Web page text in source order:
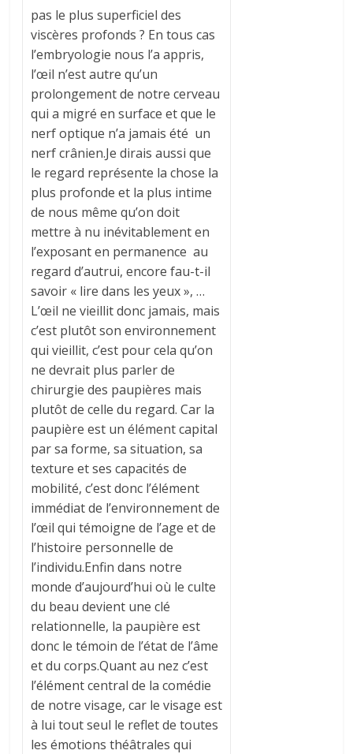
pas le plus superficiel des
viscères profonds ? En tous cas
l’embryologie nous l’a appris,
l’œil n’est autre qu’un
prolongement de notre cerveau
qui a migré en surface et que le
nerf optique n’a jamais été un
nerf crânien.Je dirais aussi que
le regard représente la chose la
plus profonde et la plus intime
de nous même qu’on doit
mettre à nu inévitablement en
l’exposant en permanence au
regard d’autrui, encore fau-t-il
savoir « lire dans les yeux », …
L’œil ne vieillit donc jamais, mais
c’est plutôt son environnement
qui vieillit, c’est pour cela qu’on
ne devrait plus parler de
chirurgie des paupières mais
plutôt de celle du regard. Car la
paupière est un élément capital
par sa forme, sa situation, sa
texture et ses capacités de
mobilité, c’est donc l’élément
immédiat de l’environnement de
l’œil qui témoigne de l’age et de
l’histoire personnelle de
l’individu.Enfin dans notre
monde d’aujourd’hui où le culte
du beau devient une clé
relationnelle, la paupière est
donc le témoin de l’état de l’âme
et du corps.Quant au nez c’est
l’élément central de la comédie
de notre visage, car le visage est
à lui tout seul le reflet de toutes
les émotions théâtrales qui